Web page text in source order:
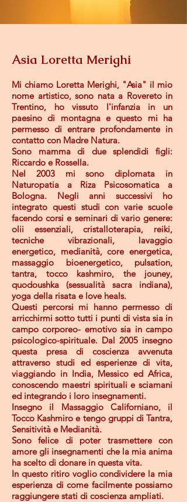
Asia Loretta Merighi
Mi chiamo Loretta Merighi, "Asia" il mio
nome artistico, sono nata a Rovereto in
Trentino, ho vissuto l'infanzia in un
paesino di montagna e questo mi ha
permesso di entrare profondamente in
contatto con Madre Natura.
Sono mamma di due splendidi figli:
Riccardo e Rossella.
Nel 2003 mi sono diplomata in
Naturopatia a Riza Psicosomatica a
Bologna. Negli anni successivi ho
integrato questi studi con varie scuole
facendo corsi e seminari di vario genere:
olii essenziali, cristalloterapia, reiki,
tecniche vibrazionali, lavaggio
energetico, medianità, core energetica,
massaggio bioenergetico, pulsation,
tantra, tocco kashmiro, the jouney,
quodoushka (sessualità sacra indiana),
yoga della risata e love heals.
Questi percorsi mi hanno permesso di
arricchirmi sotto tutti i punti di vista sia in
campo corporeo- emotivo sia in campo
psicologico-spirituale. Dal 2005 insegno
questa presa di coscienza avvenuta
attraverso studi ed esperienze di vita,
viaggiando in India, Messico ed Africa,
conoscendo maestri spirituali e sciamani
ed integrando i loro insegnamenti.
Insegno il Massaggio Californiano, il
Tocco Kashmiro e tengo gruppi di Tantra,
Sensitività e Medianità.
Sono felice di poter trasmettere con
amore gli insegnamenti che la mia anima
ha scelto di donare in questa vita.
In questo ritiro voglio condividere la mia
esperienza di come facilmente possiamo
raggiungere stati di coscienza ampliati.